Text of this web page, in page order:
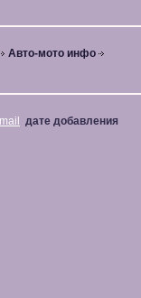
Авто-мото инфо
дате добавления